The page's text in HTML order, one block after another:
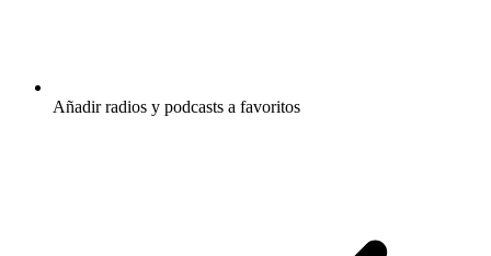
Añadir radios y podcasts a favoritos